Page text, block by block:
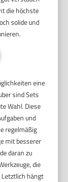
die höchste
solide und
eine
sind Sets
Wahl. Diese
und
regelmäßig
mit besserer
daran zu
die
Letztlich hängt